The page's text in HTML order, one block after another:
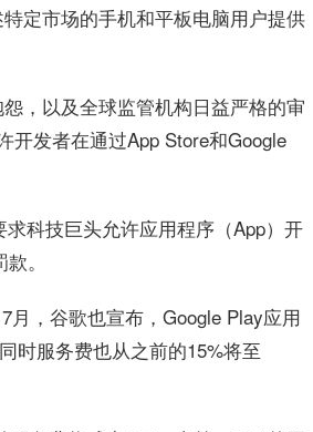
定市场的手机和平板电脑用户提供
，以及全球监管机构日益严格的审
开发者在通过App Store和Google
科技巨头允许应用程序（App）开
。
，谷歌也宣布，Google Play应用
时服务费也从之前的15%将至